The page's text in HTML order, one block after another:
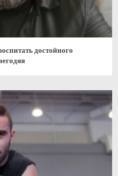
достойного